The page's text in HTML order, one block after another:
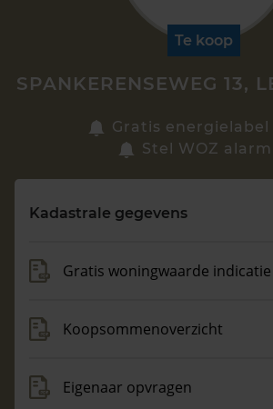
Zoek een woning
Maandag t/m vrijdag - 08:00 -18:00
Te koop
SPANKERENSEWEG 13,
Gratis energielabel
Stel WOZ
Kadastrale gegevens
Gratis woningwaarde indicatie
Koopsommenoverzicht
Eigenaar opvragen